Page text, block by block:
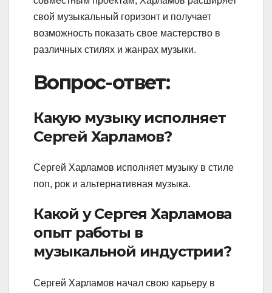
свой музыкальный горизонт и получает
возможность показать свое мастерство в
различных стилях и жанрах музыки.
Вопрос-ответ:
Какую музыку исполняет
Сергей Харламов?
Сергей Харламов исполняет музыку в стиле
поп, рок и альтернативная музыка.
Какой у Сергея Харламова
опыт работы в
музыкальной индустрии?
Сергей Харламов начал свою карьеру в